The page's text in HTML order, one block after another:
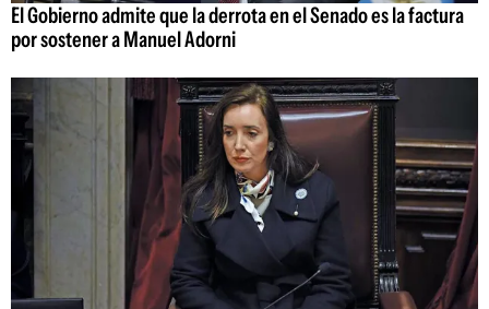
El Gobierno admite que la derrota en el Senado es la factura
por sostener a Manuel Adorni